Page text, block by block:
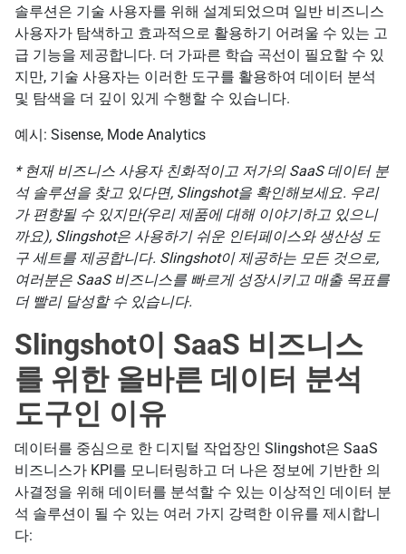
솔루션은 기술 사용자를 위해 설계되었으며 일반 비즈니스
사용자가 탐색하고 효과적으로 활용하기 어려울 수 있는 고
급 기능을 제공합니다. 더 가파른 학습 곡선이 필요할 수 있
지만, 기술 사용자는 이러한 도구를 활용하여 데이터 분석
및 탐색을 더 깊이 있게 수행할 수 있습니다.
예시: Sisense, Mode Analytics
* 현재 비즈니스 사용자 친화적이고 저가의 SaaS 데이터 분
석 솔루션을 찾고 있다면, Slingshot을 확인해보세요. 우리
가 편향될 수 있지만(우리 제품에 대해 이야기하고 있으니
까요), Slingshot은 사용하기 쉬운 인터페이스와 생산성 도
구 세트를 제공합니다. Slingshot이 제공하는 모든 것으로,
여러분은 SaaS 비즈니스를 빠르게 성장시키고 매출 목표를
더 빨리 달성할 수 있습니다.
Slingshot이 SaaS 비즈니스
를 위한 올바른 데이터 분석
도구인 이유
데이터를 중심으로 한 디지털 작업장인 Slingshot은 SaaS
비즈니스가 KPI를 모니터링하고 더 나은 정보에 기반한 의
사결정을 위해 데이터를 분석할 수 있는 이상적인 데이터 분
석 솔루션이 될 수 있는 여러 가지 강력한 이유를 제시합니
다: